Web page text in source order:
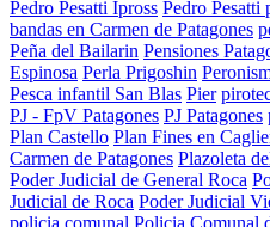
Pedro Pesatti Ipross Pedro Pesatti
bandas en Carmen de Patagones
Peña del Bailarin Pensiones
Espinosa Perla Prigoshin
Pesca infantil San Blas Pier
PJ - FpV Patagones PJ Patagones
Plan Castello Plan Fines en
Carmen de Patagones Plazoleta
Poder Judicial de General Roca
Judicial de Roca Poder Judicial
policia comunal Policia Comunal